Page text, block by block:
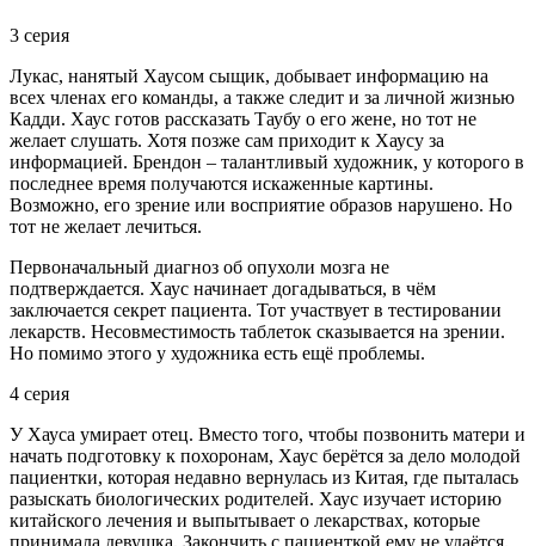
3 серия
Лукас, нанятый Хаусом сыщик, добывает информацию на
всех членах его команды, а также следит и за личной жизнью
Кадди. Хаус готов рассказать Таубу о его жене, но тот не
желает слушать. Хотя позже сам приходит к Хаусу за
информацией. Брендон – талантливый художник, у которого в
последнее время получаются искаженные картины.
Возможно, его зрение или восприятие образов нарушено. Но
тот не желает лечиться.
Первоначальный диагноз об опухоли мозга не
подтверждается. Хаус начинает догадываться, в чём
заключается секрет пациента. Тот участвует в тестировании
лекарств. Несовместимость таблеток сказывается на зрении.
Но помимо этого у художника есть ещё проблемы.
4 серия
У Хауса умирает отец. Вместо того, чтобы позвонить матери и
начать подготовку к похоронам, Хаус берётся за дело молодой
пациентки, которая недавно вернулась из Китая, где пыталась
разыскать биологических родителей. Хаус изучает историю
китайского лечения и выпытывает о лекарствах, которые